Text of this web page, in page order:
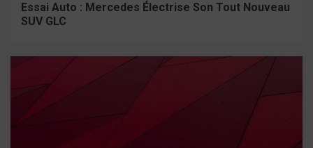
Essai Auto : Mercedes Électrise Son Tout Nouveau
SUV GLC